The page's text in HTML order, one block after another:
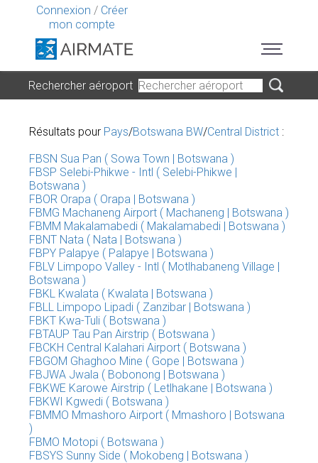
Connexion / Créer
mon compte
Rechercher aéroport
Résultats pour Pays/Botswana BW/Central District :
FBSN Sua Pan ( Sowa Town | Botswana )
FBSP Selebi-Phikwe - Intl ( Selebi-Phikwe |
Botswana )
FBOR Orapa ( Orapa | Botswana )
FBMG Machaneng Airport ( Machaneng | Botswana )
FBMM Makalamabedi ( Makalamabedi | Botswana )
FBNT Nata ( Nata | Botswana )
FBPY Palapye ( Palapye | Botswana )
FBLV Limpopo Valley - Intl ( Motlhabaneng Village |
Botswana )
FBKL Kwalata ( Kwalata | Botswana )
FBLL Limpopo Lipadi ( Zanzibar | Botswana )
FBKT Kwa-Tuli ( Botswana )
FBTAUP Tau Pan Airstrip ( Botswana )
FBCKH Central Kalahari Airport ( Botswana )
FBGOM Ghaghoo Mine ( Gope | Botswana )
FBJWA Jwala ( Bobonong | Botswana )
FBKWE Karowe Airstrip ( Letlhakane | Botswana )
FBKWI Kgwedi ( Botswana )
FBMMO Mmashoro Airport ( Mmashoro | Botswana
)
FBMO Motopi ( Botswana )
FBSYS Sunny Side ( Mokobeng | Botswana )